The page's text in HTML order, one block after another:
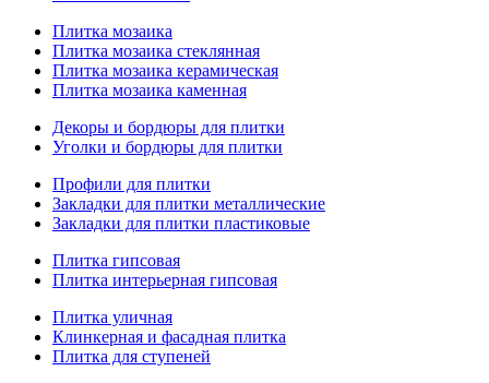
Плитка мозаика
Плитка мозаика стеклянная
Плитка мозаика керамическая
Плитка мозаика каменная
Декоры и бордюры для плитки
Уголки и бордюры для плитки
Профили для плитки
Закладки для плитки металлические
Закладки для плитки пластиковые
Плитка гипсовая
Плитка интерьерная гипсовая
Плитка уличная
Клинкерная и фасадная плитка
Плитка для ступеней